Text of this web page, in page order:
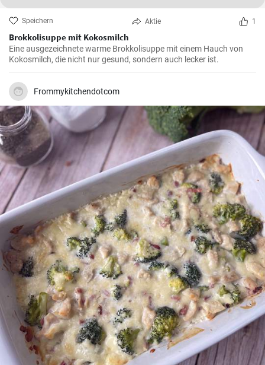
Speichern Aktie 1
Brokkolisuppe mit Kokosmilch
Eine ausgezeichnete warme Brokkolisuppe mit einem Hauch von
Kokosmilch, die nicht nur gesund, sondern auch lecker ist.
Frommykitchendotcom